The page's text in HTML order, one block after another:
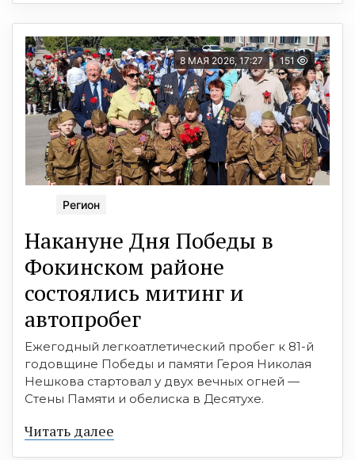
8 МАЯ 2026, 17:27 151
Регион
Накануне Дня Победы в
Фокинском районе
состоялись митинг и
автопробег
Ежегодный легкоатлетический пробег к 81-й
годовщине Победы и памяти Героя Николая
Нешкова стартовал у двух вечных огней —
Стены Памяти и обелиска в Десятухе.
Читать далее